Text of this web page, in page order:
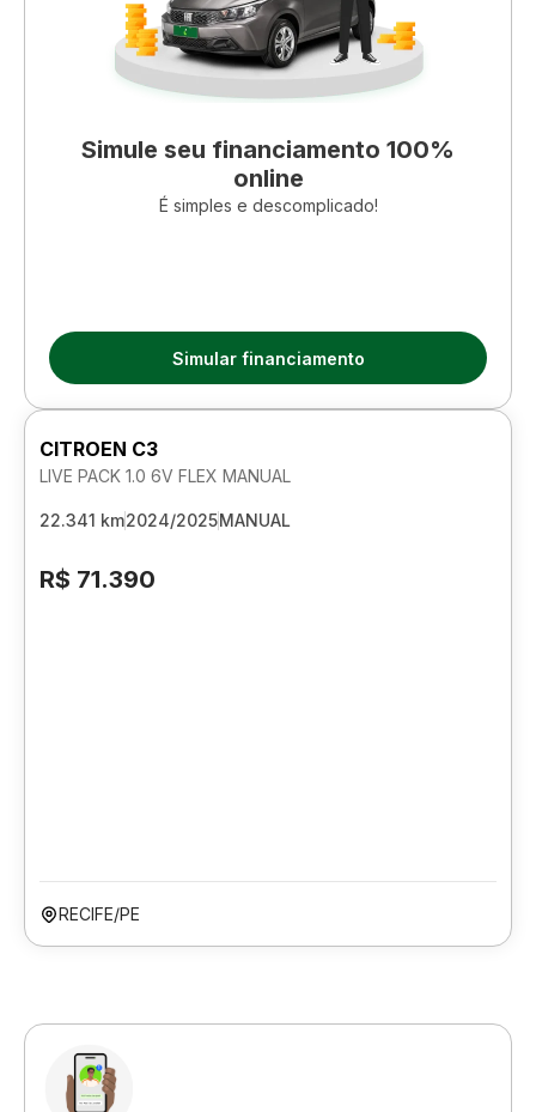
Simule seu financiamento 100%
online
É simples e descomplicado!
Simular financiamento
CITROEN C3
LIVE PACK 1.0 6V FLEX MANUAL
22.341 km2024/2025MANUAL
R$ 71.390
RECIFE/PE